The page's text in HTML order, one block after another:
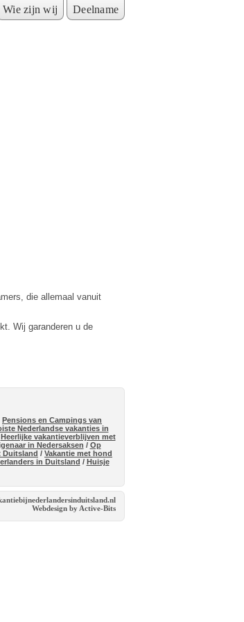
Wie zijn wij Deelname
die allemaal vanuit
Wij garanderen u de
Pensions en Campings van
Nederlandse vakanties in
Heerlijke vakantieverblijven met
in Nedersaksen / Op
Duitsland / Vakantie met hond
in Duitsland / Huisje
Webdesign by Active-Bits